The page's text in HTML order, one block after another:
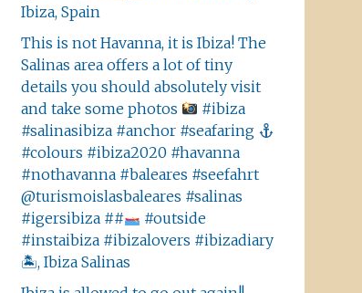
Ibiza, Spain
This is not Havanna, it is Ibiza! The
Salinas area offers a lot of tiny
details you should absolutely visit
and take some photos
#ibiza
#salinasibiza #anchor #seafaring
#colours #ibiza2020 #havanna
#nothavanna #baleares #seefahrt
@turismoislasbaleares #salinas
#igersibiza ##
#outside
#instaibiza #ibizalovers #ibizadiary
🏝, Ibiza Salinas